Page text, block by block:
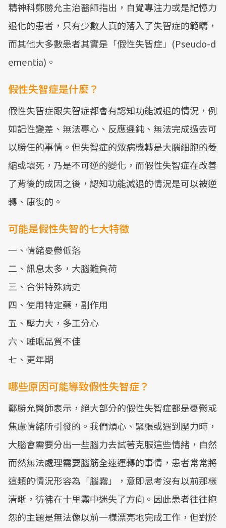
精神科鄭勝允主治醫師指出，自覺專注力或是記憶力
退化的患者，只有少數人真的落入了失智症的範疇，
而其他大多數患者其實是「假性失智症」(Pseudo-d
ementia)。
假性失智症是什麼？
假性失智症跟失智症都會有認知功能減退的情況，例
如記性變差、無法專心、反應遲鈍、無法完成過去可
以勝任的事情。但失智症的致病機轉是大腦細胞的萎
縮或壞死，乃是不可逆的變化，而假性失智症在改善
了背後的成因之後，認知功能減退的情況是可以被逆
轉、康復的。
可能是假性失智的七大特徵
一、情緒憂鬱低落
二、訊息太多，大腦難負荷
三、合併特殊病史
四、使用特定藥，副作用
五、壓力大，多工分心
六、睡眠品質不佳
七、更年期
哪些原因可能導致假性失智症？
鄭勝允醫師表示，絕大部分的假性失智症都是憂鬱或
焦慮情緒所引發的。我們煩心、緊張或遇到壓力時，
大腦會需要分出一些腦力去試著克服這些情緒，自然
而然無法處理需要腦筋全速運轉的事情，患者常常將
這類的情況形容為「腦霧」，意即思考沒有以前那樣
清晰，彷彿在十里霧中迷失了方向。因此患者往往抱
怨的主題是無法像以前一樣漂亮地完成工作，但對於